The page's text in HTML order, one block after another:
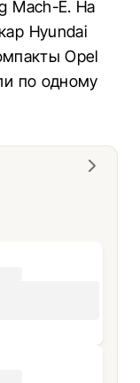
Mach-E. На
Hyundai
Opel
по одному